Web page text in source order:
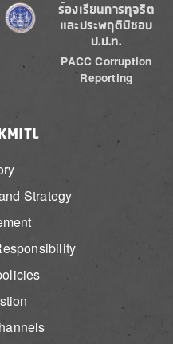
Image
ร้องเรียนการทุจริต
และประพฤติมิชอบ
ป.ป.ท.
PACC Corruption
Reporting
Strategy